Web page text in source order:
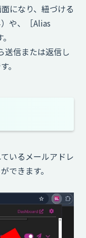
になり、紐づける
や、［Alias
送信または返信し
。
いるメールアドレ
できます。